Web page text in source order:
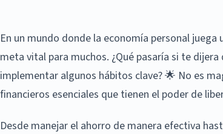
En un mundo donde la economía personal
meta vital para muchos. ¿Qué pasaría si te
implementar algunos hábitos clave? 🌟 No es
financieros esenciales que tienen el poder de
Desde manejar el ahorro de manera efectiva